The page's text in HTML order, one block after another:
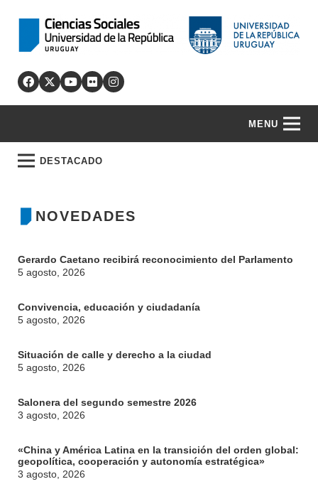
MENU
INSTITUCIONAL
DESTACADO
NOVEDADES
Gerardo Caetano recibirá reconocimiento del Parlamento
5 agosto, 2026
Convivencia, educación y ciudadanía
5 agosto, 2026
Situación de calle y derecho a la ciudad
5 agosto, 2026
Salonera del segundo semestre 2026
3 agosto, 2026
«China y América Latina en la transición del orden global:
geopolítica, cooperación y autonomía estratégica»
3 agosto, 2026